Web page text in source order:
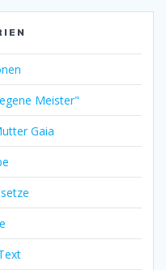
Meister"
Gaia